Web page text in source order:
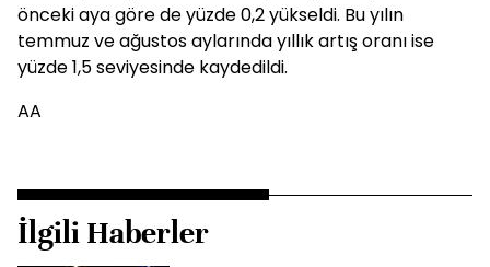
önceki aya göre de yüzde 0,2 yükseldi. Bu yılın
temmuz ve ağustos aylarında yıllık artış oranı ise
yüzde 1,5 seviyesinde kaydedildi.
AA
İlgili Haberler